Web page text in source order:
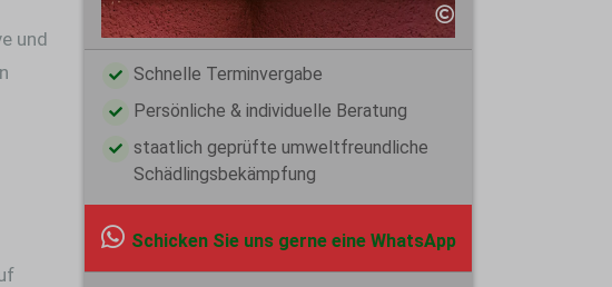
und
Schnelle Terminvergabe
Persönliche & individuelle Beratung
staatlich geprüfte umweltfreundliche
Schädlingsbekämpfung
Schicken Sie uns gerne eine WhatsApp